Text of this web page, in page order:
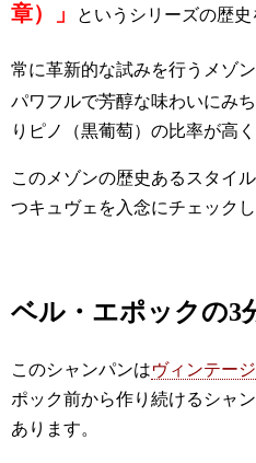
章）」 というシリーズの歴
常に革新的な試みを行うメゾン
パワフルで芳醇な味わいにみ
りピノ（黒葡萄）の比率が高
このメゾンの歴史あるスタイ
つキュヴェを入念にチェック
ベル・エポックの3
このシャンパンはヴィンテージ
ポック前から作り続けるシャ
あります。